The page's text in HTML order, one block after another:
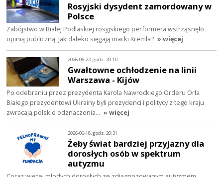
Rosyjski dysydent zamordowany w
Polsce
Zabójstwo w Białej Podlaskiej rosyjskiego performera wstrząsnęło
opinią publiczną. Jak daleko sięgają macki Kremla? » więcej
2026-06-22, godz. 20:10
Gwałtowne ochłodzenie na linii
Warszawa - Kijów
Po odebraniu przez prezydenta Karola Nawrockiego Orderu Orła
Białego prezydentowi Ukrainy byli prezydenci i politycy z tego kraju
zwracają polskie odznaczenia… » więcej
2026-06-18, godz. 20:31
Żeby świat bardziej przyjazny dla
dorosłych osób w spektrum
autyzmu